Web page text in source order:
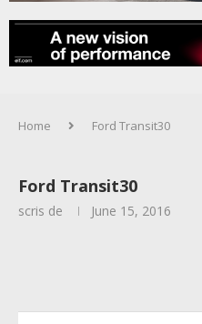
Home Ford Transit30
Ford Transit30
scris de June 15, 2016